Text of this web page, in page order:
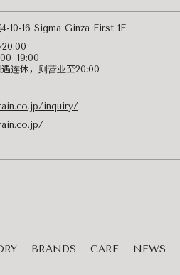
10-16 Sigma Ginza First 1F
20:00
连休，则营业至20:00
inquiry/
BRANDS CARE
NEWS